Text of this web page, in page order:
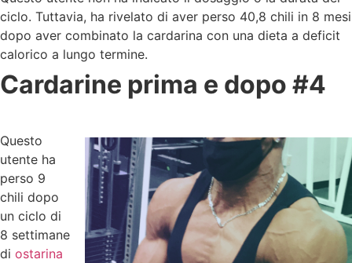
ciclo. Tuttavia, ha rivelato di aver perso 40,8 chili in 8 mesi
dopo aver combinato la cardarina con una dieta a deficit
calorico a lungo termine.
Cardarine prima e dopo #4
Questo
utente ha
perso 9
chili dopo
un ciclo di
8 settimane
di ostarina